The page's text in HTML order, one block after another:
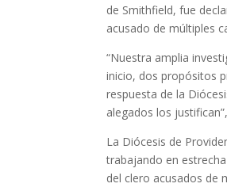
de Smithfield, fue
acusado de múltiples
“Nuestra amplia
inicio, dos propósitos
respuesta de la
alegados los
La Diócesis de
trabajando en
del clero acusados de